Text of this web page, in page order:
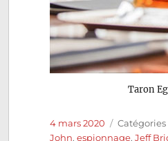
Taron
Publié
le
4 mars 2020 Catégories
John,espionnage,Jeff